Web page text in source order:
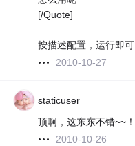
[/Quote]
按描述配置，运行即可
2010-10-27
staticuser
顶啊，这东东不错~~！
2010-10-26